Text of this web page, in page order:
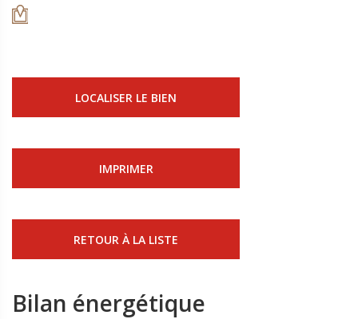
LOCALISER LE BIEN
IMPRIMER
RETOUR À LA LISTE
Bilan énergétique